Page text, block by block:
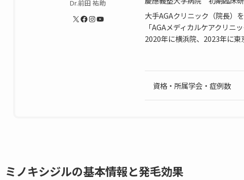
Dr.前田 祐助
X Facebook InstagramYouTube
大手AGAクリニック（院長）
「AGAメディカルケアクリニ
2020年に横浜院、2023年に東
資格・所属学会・症例数
ミノキシジルの基本情報と発毛効果